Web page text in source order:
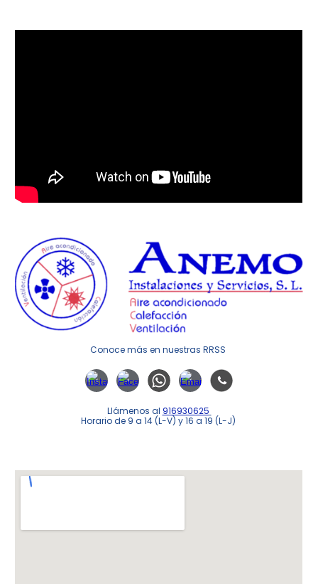
Conoce más en nuestras RRSS
Llámenos al 916930625
Horario de 9 a 14 (L-V) y 16 a 19 (L-J)